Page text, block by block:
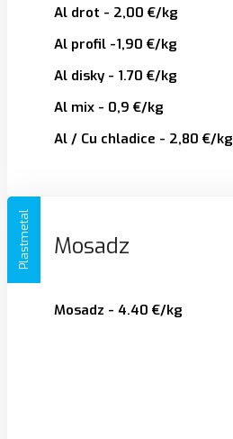
Al drot - 2,00 €/kg
Al profil -1,90 €/kg
Al disky - 1.70 €/kg
Al mix - 0,9 €/kg
Al / Cu chladice - 2,80 €/kg
Plastmetal Mosadz
Mosadz - 4.40 €/kg